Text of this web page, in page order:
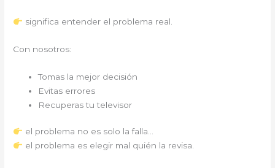
significa entender el problema real.
Con nosotros:
Tomas la mejor decisión
Evitas errores
Recuperas tu televisor
el problema no es solo la falla…
el problema es elegir mal quién la revisa.